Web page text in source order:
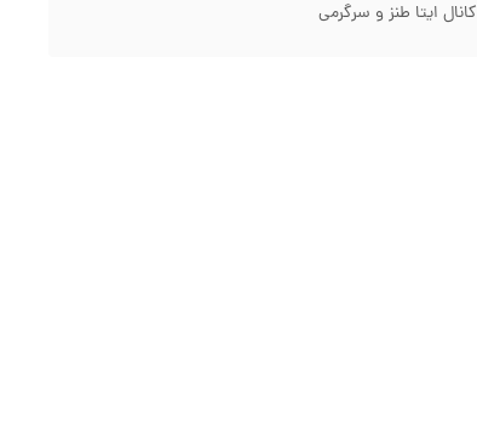
کانال ایتا طنز و سرگرمی